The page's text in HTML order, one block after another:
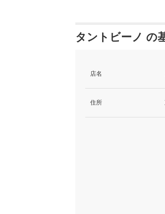
タントビーノ の
店名
住所